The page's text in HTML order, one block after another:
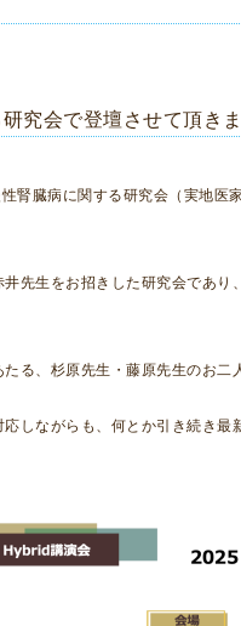
究会で登壇させて頂きま
腎臓病に関する研究会（実地
先生をお招きした研究会であ
る、杉原先生・藤原先生のお
しながらも、何とか引き続き最